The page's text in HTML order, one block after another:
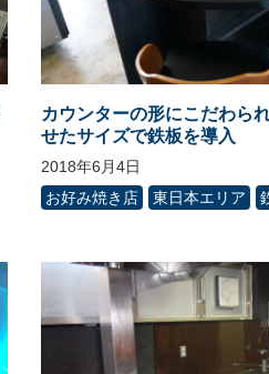
カウンターの形にこだわら
せたサイズで鉄板を導入
2018年6月4日
お好み焼き店
東日本エリア